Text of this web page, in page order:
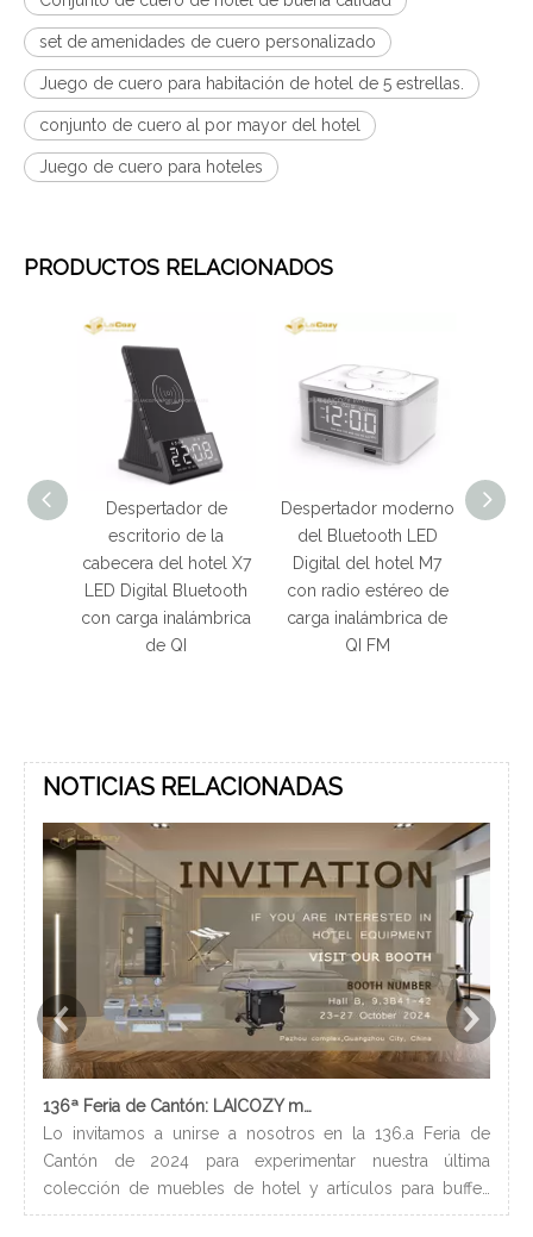
set de amenidades de cuero personalizado
Juego de cuero para habitación de hotel de 5 estrellas.
conjunto de cuero al por mayor del hotel
Juego de cuero para hoteles
PRODUCTOS RELACIONADOS
de
hotel X7
Despertador moderno
del Bluetooth LED
Digital del hotel M7
con radio estéreo de
carga inalámbrica de
QI FM
Nuevo Reloj
despertador digital
LED Bluetooth
moderno para Hotel
con carga inalámbrica
NOTICIAS RELACIONADAS
136ª Feria de Cantón: LAICOZY muestra el futuro de los muebles de hotel y los artículos de buffet
Lo invitamos a unirse a nosotros en la 136.a Feria de
Cantón de 2024 para experimentar nuestra última
colección de muebles de hotel y artículos para buffet.
Esperamos conectarnos con profesionales de la industria,